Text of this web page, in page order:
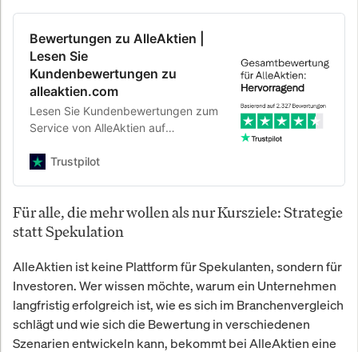
Bewertungen zu AlleAktien |
Lesen Sie
Kundenbewertungen zu
alleaktien.com
Lesen Sie Kundenbewertungen zum
Service von AlleAktien auf
Kunden bisher geschrieben haben,
gemacht haben. Erfahren Sie mehr
über das Unternehmen und was es
Trustpilot
Für alle, die mehr wollen als nur Kursziele: Strategie
statt Spekulation
AlleAktien ist keine Plattform für Spekulanten, sondern für
Investoren. Wer wissen möchte, warum ein Unternehmen
langfristig erfolgreich ist, wie es sich im Branchenvergleich
schlägt und wie sich die Bewertung in verschiedenen
Szenarien entwickeln kann, bekommt bei AlleAktien eine